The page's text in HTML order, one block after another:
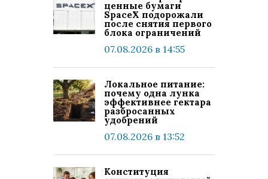
ценные бумаги
SpaceX подорожали
после снятия первого
блока ограничений
07.08.2026 в 14:55
Локальное питание:
почему одна лунка
эффективнее гектара
разбросанных
удобрений
07.08.2026 в 13:52
Конституция